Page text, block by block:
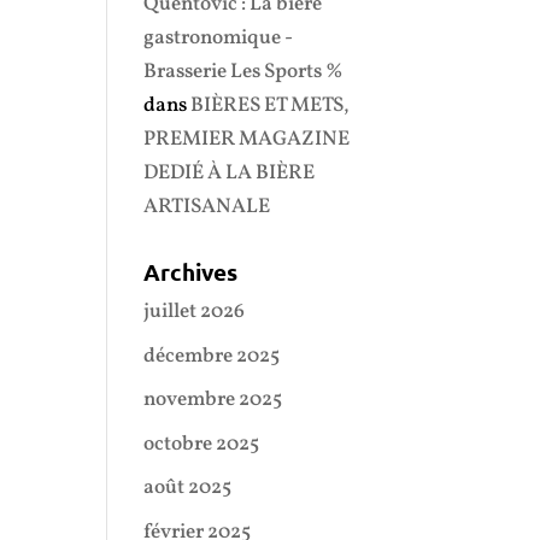
gastronomique -
Brasserie Les Sports %
dansBIÈRES ET METS,
PREMIER MAGAZINE
DEDIÉ À LA BIÈRE
ARTISANALE
Archives
juillet 2026
décembre 2025
novembre 2025
octobre 2025
août 2025
février 2025